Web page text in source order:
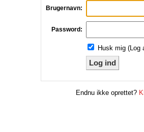
Brugernavn:
Password:
Husk mig (Log
Log ind
Endnu ikke oprettet?